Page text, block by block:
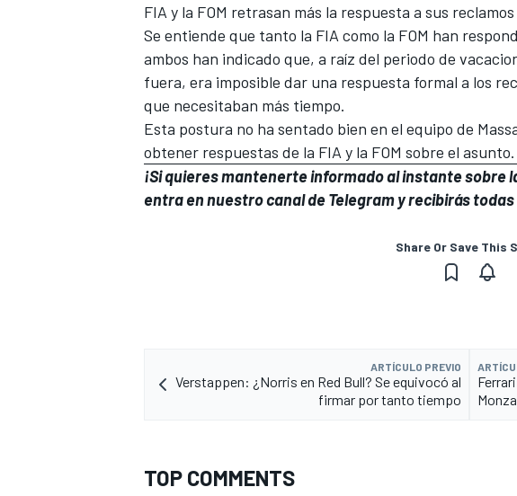
FIA y la FOM retrasan más la respuesta a sus
Se entiende que tanto la FIA como la FOM han
ambos han indicado que, a raíz del periodo de
fuera, era imposible dar una respuesta formal a los
que necesitaban más tiempo.
Esta postura no ha sentado bien en el equipo de
obtener respuestas de la FIA y la FOM sobre el asunto.
¡Si quieres mantenerte informado al instante sobre
entra ennuestro canal de Telegramy recibirás
Share Or Save This
ARTÍCULO PREVIO
Verstappen: ¿Norris en Red Bull? Se equivocó al
firmar por tanto tiempo
Monza
TOP COMMENTS